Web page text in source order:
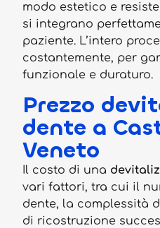
modo estetico e
si integrano
paziente. L’intero
costantemente, per
funzionale e duraturo.
Prezzo
dente a
Veneto
Il costo di una
vari fattori, tra cui il
dente, la complessità
di ricostruzione